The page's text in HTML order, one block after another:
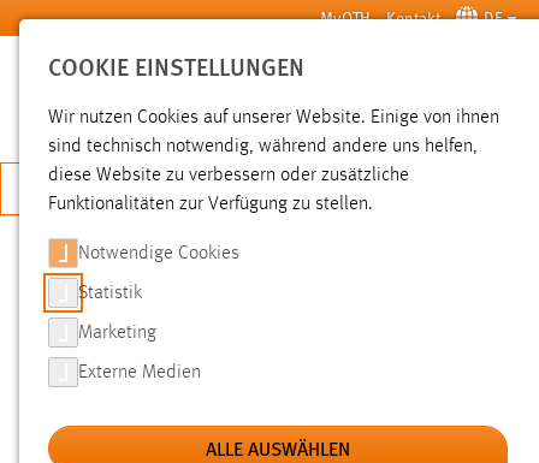
Zum Hauptinhalt springen MyOTH Kontakt DE
SUCHE
JETZT BEWERBEN
SUCHE
FILTER
Typ
COOKIE EINSTELLUNGEN
Wir nutzen Cookies auf unserer Website. Einige von ihnen
sind technisch notwendig, während andere uns helfen,
diese Website zu verbessern oder zusätzliche
Funktionalitäten zur Verfügung zu stellen.
Notwendige Cookies
Statistik
Marketing
Externe Medien
ALLE AUSWÄHLEN